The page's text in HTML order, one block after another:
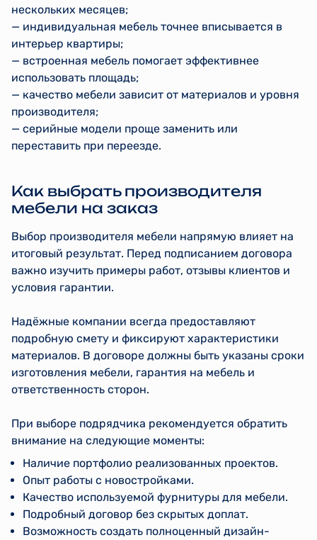
нескольких месяцев;
— индивидуальная мебель точнее вписывается в
интерьер квартиры;
— встроенная мебель помогает эффективнее
использовать площадь;
— качество мебели зависит от материалов и уровня
производителя;
— серийные модели проще заменить или
переставить при переезде.
Как выбрать производителя
мебели на заказ
Выбор производителя мебели напрямую влияет на
итоговый результат. Перед подписанием договора
важно изучить примеры работ, отзывы клиентов и
условия гарантии.
Надёжные компании всегда предоставляют
подробную смету и фиксируют характеристики
материалов. В договоре должны быть указаны сроки
изготовления мебели, гарантия на мебель и
ответственность сторон.
При выборе подрядчика рекомендуется обратить
внимание на следующие моменты:
Наличие портфолио реализованных проектов.
Опыт работы с новостройками.
Качество используемой фурнитуры для мебели.
Подробный договор без скрытых доплат.
Возможность создать полноценный дизайн-